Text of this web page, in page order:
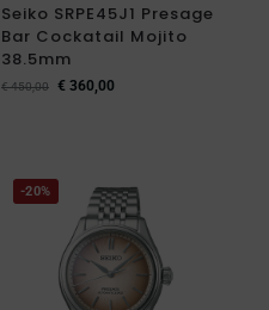
Seiko SRPE45J1 Presage
Bar Cockatail Mojito
38.5mm
€450,00 € 360,00
-20%